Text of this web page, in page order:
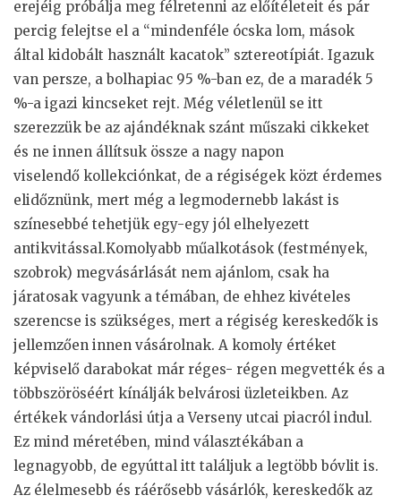
erejéig próbálja meg félretenni az előítéleteit és pár
percig felejtse el a “mindenféle ócska lom, mások
által kidobált használt kacatok” sztereotípiát. Igazuk
van persze, a bolhapiac 95 %-ban ez, de a maradék 5
%-a igazi kincseket rejt. Még véletlenül se itt
szerezzük be az ajándéknak szánt műszaki cikkeket
és ne innen állítsuk össze a nagy napon
viselendő kollekciónkat, de a régiségek közt érdemes
elidőznünk, mert még a legmodernebb lakást is
színesebbé tehetjük egy-egy jól elhelyezett
antikvitással.Komolyabb műalkotások (festmények,
szobrok) megvásárlását nem ajánlom, csak ha
járatosak vagyunk a témában, de ehhez kivételes
szerencse is szükséges, mert a régiség kereskedők is
jellemzően innen vásárolnak. A komoly értéket
képviselő darabokat már réges- régen megvették és a
többszöröséért kínálják belvárosi üzleteikben. Az
értékek vándorlási útja a Verseny utcai piacról indul.
Ez mind méretében, mind választékában a
legnagyobb, de egyúttal itt találjuk a legtöbb bóvlit is.
Az élelmesebb és ráérősebb vásárlók, kereskedők az